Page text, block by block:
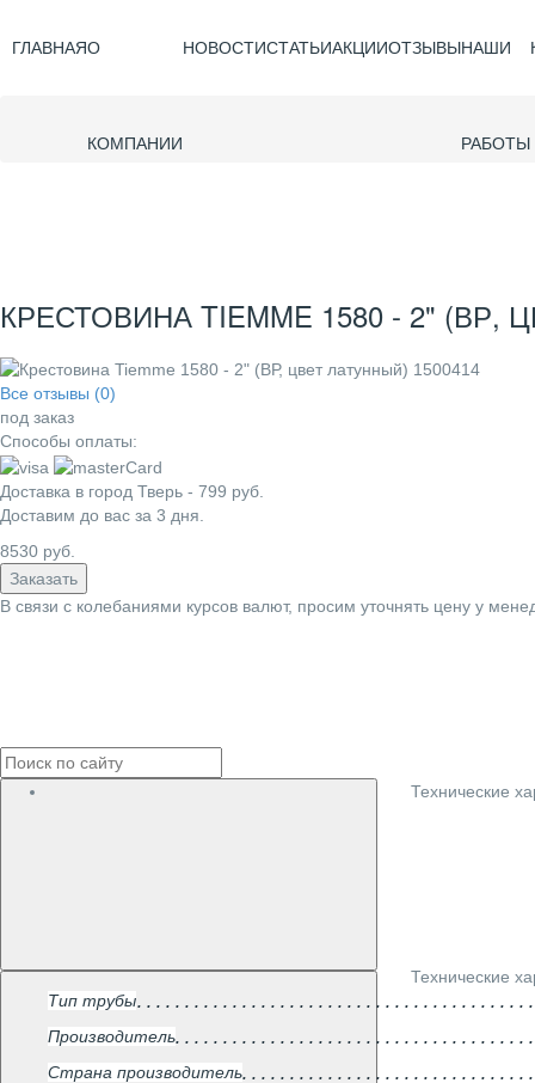
ГЛАВНАЯО
КОМПАНИИ
НОВОСТИСТАТЬИАКЦИИОТЗЫВЫНАШИ
РАБОТЫ
КРЕСТОВИНА TIEMME 1580 - 2" (ВР,
Все отзывы (0)
под заказ
Способы оплаты:
Доставка в город Тверь - 799 руб.
Доставим до вас за 3 дня.
8530 руб.
Заказать
В связи с колебаниями курсов валют, просим уточнять цену у
Технические
Технические
Тип трубы
Производитель
Страна производитель